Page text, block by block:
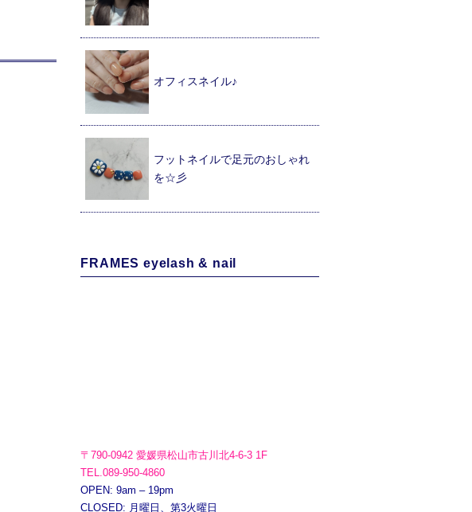
オフィスネイル♪
フットネイルで足元のおしゃれ
を☆彡
FRAMES eyelash & nail
〒790-0942 愛媛県松山市古川北4-6-3 1F
TEL.089-950-4860
OPEN: 9am – 19pm
CLOSED: 月曜日、第3火曜日